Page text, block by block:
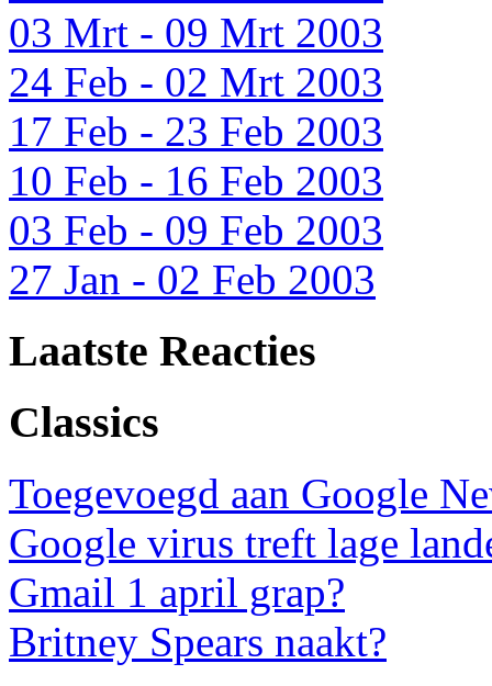
03 Mrt - 09 Mrt 2003
24 Feb - 02 Mrt 2003
17 Feb - 23 Feb 2003
10 Feb - 16 Feb 2003
03 Feb - 09 Feb 2003
27 Jan - 02 Feb 2003
Laatste Reacties
Classics
Toegevoegd aan Google
Google virus treft lage
Gmail 1 april grap?
Britney Spears naakt?